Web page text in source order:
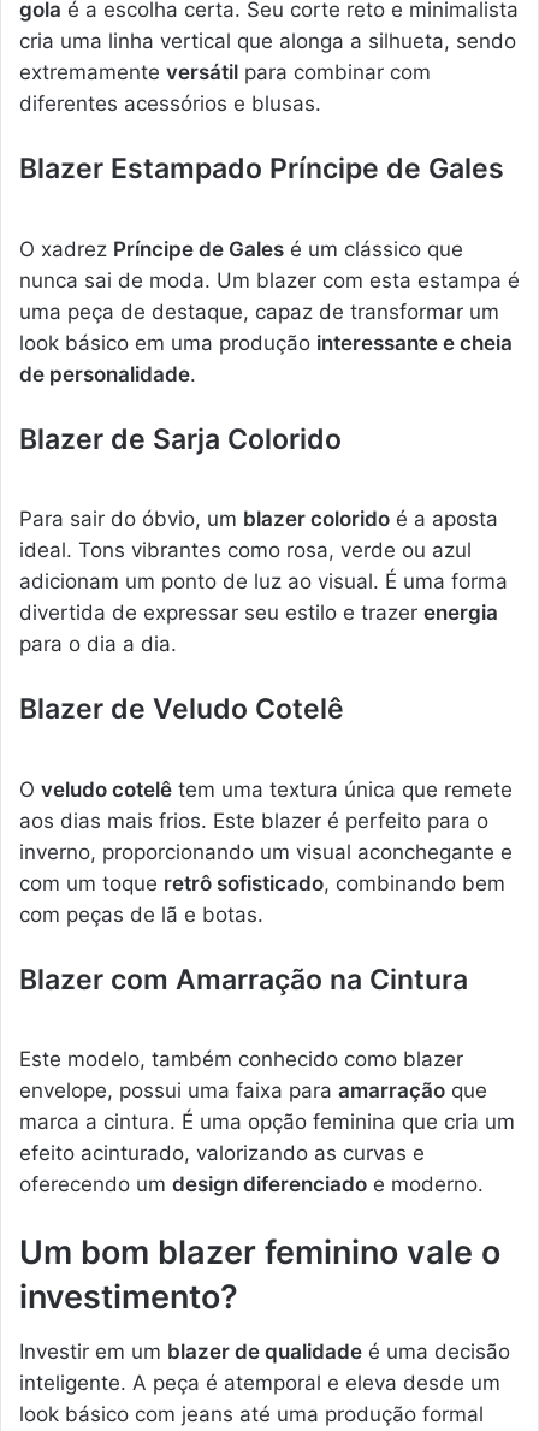
gola é a escolha certa. Seu corte reto e minimalista
cria uma linha vertical que alonga a silhueta, sendo
extremamente versátil para combinar com
diferentes acessórios e blusas.
Blazer Estampado Príncipe de Gales
O xadrez Príncipe de Gales é um clássico que
nunca sai de moda. Um blazer com esta estampa é
uma peça de destaque, capaz de transformar um
look básico em uma produção interessante e cheia
de personalidade.
Blazer de Sarja Colorido
Para sair do óbvio, um blazer colorido é a aposta
ideal. Tons vibrantes como rosa, verde ou azul
adicionam um ponto de luz ao visual. É uma forma
divertida de expressar seu estilo e trazer energia
para o dia a dia.
Blazer de Veludo Cotelê
O veludo cotelê tem uma textura única que remete
aos dias mais frios. Este blazer é perfeito para o
inverno, proporcionando um visual aconchegante e
com um toque retrô sofisticado, combinando bem
com peças de lã e botas.
Blazer com Amarração na Cintura
Este modelo, também conhecido como blazer
envelope, possui uma faixa para amarração que
marca a cintura. É uma opção feminina que cria um
efeito acinturado, valorizando as curvas e
oferecendo um design diferenciado e moderno.
Um bom blazer feminino vale o
investimento?
Investir em um blazer de qualidade é uma decisão
inteligente. A peça é atemporal e eleva desde um
look básico com jeans até uma produção formal